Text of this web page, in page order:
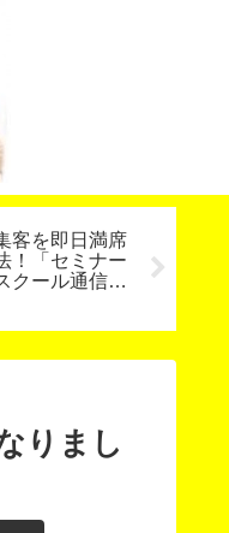
客を即日満席
！「セミナー
クール通信
ー！お
ん引き
りまし